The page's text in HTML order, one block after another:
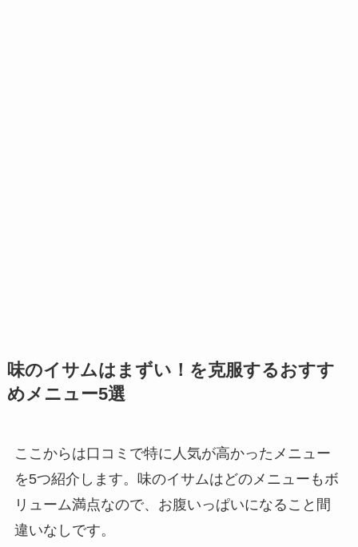
味のイサムはまずい！を克服するおすす
めメニュー5選
ここからは口コミで特に人気が高かったメニュー
を5つ紹介します。味のイサムはどのメニューもボ
リューム満点なので、お腹いっぱいになること間
違いなしです。